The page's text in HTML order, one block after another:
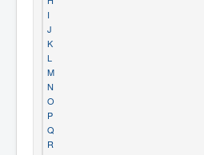
I
J
K
L
M
N
O
P
Q
R